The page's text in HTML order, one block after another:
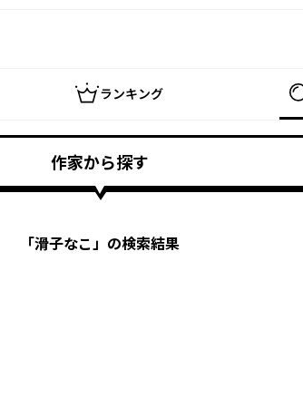
ランキング
作家から探す
「滑子なこ」の検索結果